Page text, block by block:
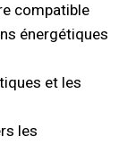
compatible
énergétiques
et les
les